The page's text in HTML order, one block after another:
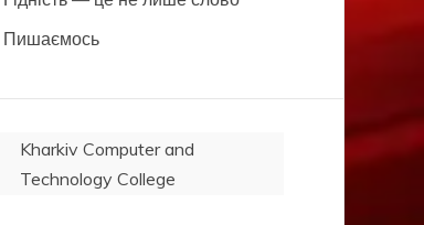
Пишаємось
Kharkiv Computer and
Technology College